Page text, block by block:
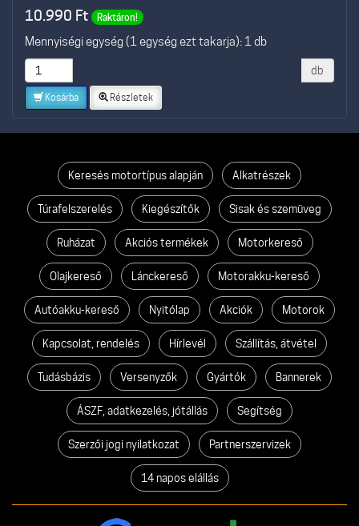
10.990 Ft Raktáron!
Mennyiségi egység (1 egység ezt takarja): 1 db
db
Kosárba Részletek
Keresés motortípus alapján Alkatrészek
Túrafelszerelés Kiegészítők Sisak és szemüveg
Ruházat Akciós termékek Motorkereső
Olajkereső Lánckereső Motorakku-kereső
Autóakku-kereső Nyitólap Akciók Motorok
Kapcsolat, rendelés Hírlevél Szállítás, átvétel
Tudásbázis Versenyzők Gyártók Bannerek
ÁSZF, adatkezelés, jótállás Segítség
Szerzői jogi nyilatkozat Partnerszervizek
14 napos elállás